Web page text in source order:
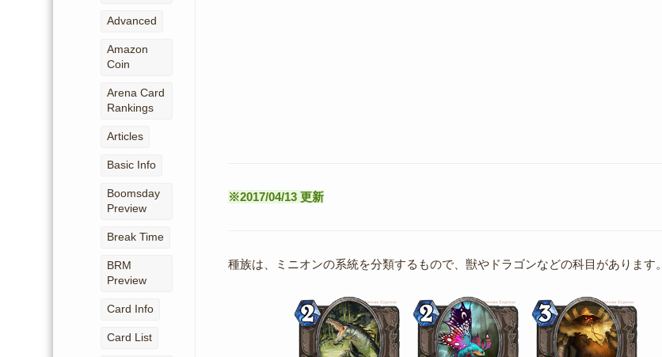
※2017/04/13 更新
種族は、ミニオンの系統を分類するもので、獣やドラゴンなどの科目があります。
Advanced
Amazon
Coin
Arena Card
Rankings
Articles
Basic Info
Boomsday
Preview
Break Time
BRM
Preview
Card Info
Card List